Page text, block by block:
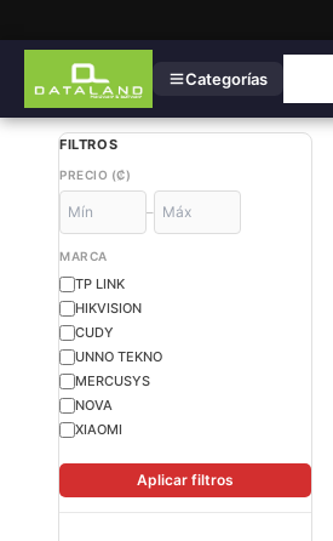
Categorías
FILTROS
PRECIO (₡)
–
MARCA
TP LINK
HIKVISION
CUDY
UNNO TEKNO
MERCUSYS
NOVA
XIAOMI
Aplicar filtros